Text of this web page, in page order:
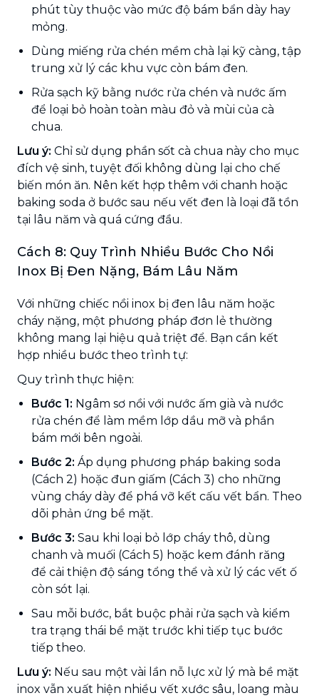
phút tùy thuộc vào mức độ bám bẩn dày hay
mỏng.
Dùng miếng rửa chén mềm chà lại kỹ càng, tập
trung xử lý các khu vực còn bám đen.
Rửa sạch kỹ bằng nước rửa chén và nước ấm
để loại bỏ hoàn toàn màu đỏ và mùi của cà
chua.
Lưu ý: Chỉ sử dụng phần sốt cà chua này cho mục
đích vệ sinh, tuyệt đối không dùng lại cho chế
biến món ăn. Nên kết hợp thêm với chanh hoặc
baking soda ở bước sau nếu vết đen là loại đã tồn
tại lâu năm và quá cứng đầu.
Cách 8: Quy Trình Nhiều Bước Cho Nồi
Inox Bị Đen Nặng, Bám Lâu Năm
Với những chiếc nồi inox bị đen lâu năm hoặc
cháy nặng, một phương pháp đơn lẻ thường
không mang lại hiệu quả triệt để. Bạn cần kết
hợp nhiều bước theo trình tự:
Quy trình thực hiện:
Bước 1: Ngâm sơ nồi với nước ấm già và nước
rửa chén để làm mềm lớp dầu mỡ và phần
bám mới bên ngoài.
Bước 2: Áp dụng phương pháp baking soda
(Cách 2) hoặc đun giấm (Cách 3) cho những
vùng cháy dày để phá vỡ kết cấu vết bẩn. Theo
dõi phản ứng bề mặt.
Bước 3: Sau khi loại bỏ lớp cháy thô, dùng
chanh và muối (Cách 5) hoặc kem đánh răng
để cải thiện độ sáng tổng thể và xử lý các vết ố
còn sót lại.
Sau mỗi bước, bắt buộc phải rửa sạch và kiểm
tra trạng thái bề mặt trước khi tiếp tục bước
tiếp theo.
Lưu ý: Nếu sau một vài lần nỗ lực xử lý mà bề mặt
inox vẫn xuất hiện nhiều vết xước sâu, loang màu